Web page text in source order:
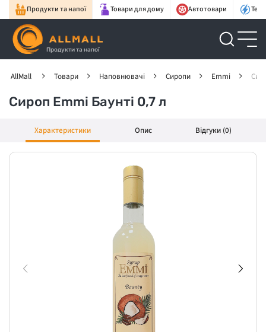
Продукти та напої Товари для дому Автотовари
Продукти та напої
AllMall Товари Наповнювачі Сиропи Emmi
Сироп Emmi Баунті 0,7 л
Характеристики Опис Відгуки (0)